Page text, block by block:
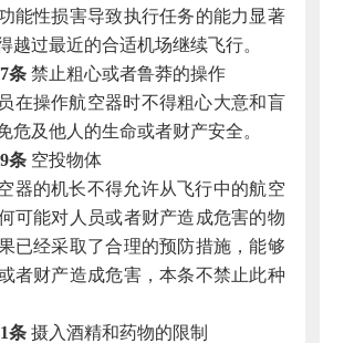
能性损害导致执行任务的能力显著
越过最近的合适机场继续飞行。
条 禁止粗心或者鲁莽的操作
在操作航空器时不得粗心大意和盲
危及他人的生命或者财产安全。
条 空投物体
器的机长不得允许从飞行中的航空
可能对人员或者财产造成危害的物
已经采取了合理的预防措施，能够
者财产造成危害，本条不禁止此种
条 摄入酒精和药物的限制